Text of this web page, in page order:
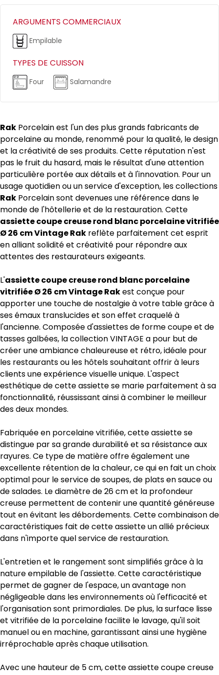
ARGUMENTS COMMERCIAUX
Empilable
TYPES DE CUISSON
Four Salamandre
Rak Porcelain est l'un des plus grands fabricants de
porcelaine au monde, renommé pour la qualité, le design
et la créativité de ses produits. Cette réputation n'est
pas le fruit du hasard, mais le résultat d'une attention
particulière portée aux détails et à l'innovation. Pour un
usage quotidien ou un service d'exception, les collections
Rak Porcelain sont devenues une référence dans le
monde de l'hôtellerie et de la restauration. Cette
assiette coupe creuse rond blanc porcelaine vitrifiée
Ø 26 cm Vintage Rak reflète parfaitement cet esprit
en alliant solidité et créativité pour répondre aux
attentes des restaurateurs exigeants.
L'assiette coupe creuse rond blanc porcelaine
vitrifiée Ø 26 cm Vintage Rakest conçue pour
apporter une touche de nostalgie à votre table grâce à
ses émaux translucides et son effet craquelé à
l'ancienne. Composée d'assiettes de forme coupe et de
tasses galbées, la collection VINTAGE a pour but de
créer une ambiance chaleureuse et rétro, idéale pour
les restaurants ou les hôtels souhaitant offrir à leurs
clients une expérience visuelle unique. L'aspect
esthétique de cette assiette se marie parfaitement à sa
fonctionnalité, réussissant ainsi à combiner le meilleur
des deux mondes.
Fabriquée en porcelaine vitrifiée, cette assiette se
distingue par sa grande durabilité et sa résistance aux
rayures. Ce type de matière offre également une
excellente rétention de la chaleur, ce qui en fait un choix
optimal pour le service de soupes, de plats en sauce ou
de salades. Le diamètre de 26 cm et la profondeur
creuse permettent de contenir une quantité généreuse
tout en évitant les débordements. Cette combinaison de
caractéristiques fait de cette assiette un allié précieux
dans n'importe quel service de restauration.
L'entretien et le rangement sont simplifiés grâce à la
nature empilable de l'assiette. Cette caractéristique
permet de gagner de l'espace, un avantage non
négligeable dans les environnements où l'efficacité et
l'organisation sont primordiales. De plus, la surface lisse
et vitrifiée de la porcelaine facilite le lavage, qu'il soit
manuel ou en machine, garantissant ainsi une hygiène
irréprochable après chaque utilisation.
Avec une hauteur de 5 cm, cette assiette coupe creuse